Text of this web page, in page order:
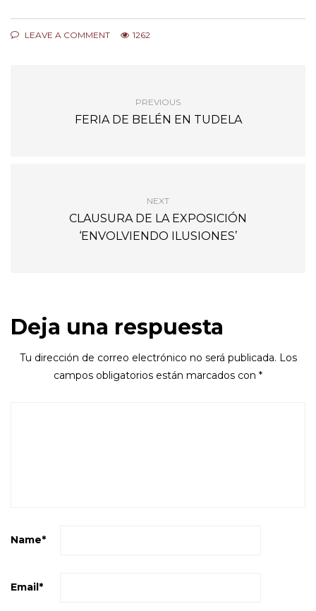
LEAVE A COMMENT 1262
PREVIOUS
FERIA DE BELÉN EN TUDELA
NEXT
CLAUSURA DE LA EXPOSICIÓN
‘ENVOLVIENDO ILUSIONES’
Deja una respuesta
Tu dirección de correo electrónico no será publicada. Los
campos obligatorios están marcados con *
Name*
Email*